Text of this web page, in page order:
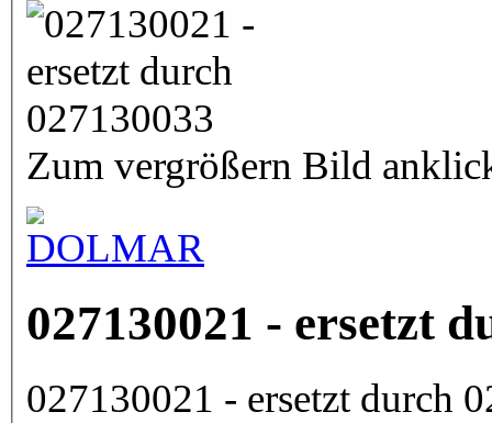
Zum vergrößern Bild
027130021 - ersetzt
027130021 - ersetzt durch